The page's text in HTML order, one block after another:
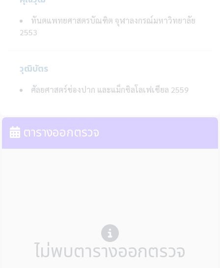
ทันตแพทยศาสตรบัณฑิต จุฬาลงกรณ์มหาวิทยาลัย
2553
วุฒิบัตร
ศัลยศาสตร์ช่องปาก และแม็กซิลโลเฟเชียล 2559
ตารางออกตรวจ
ไม่พบตารางออกตรวจ